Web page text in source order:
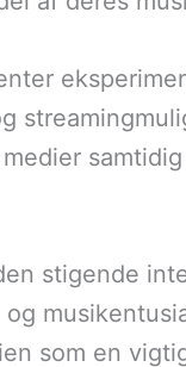
stigende
som en